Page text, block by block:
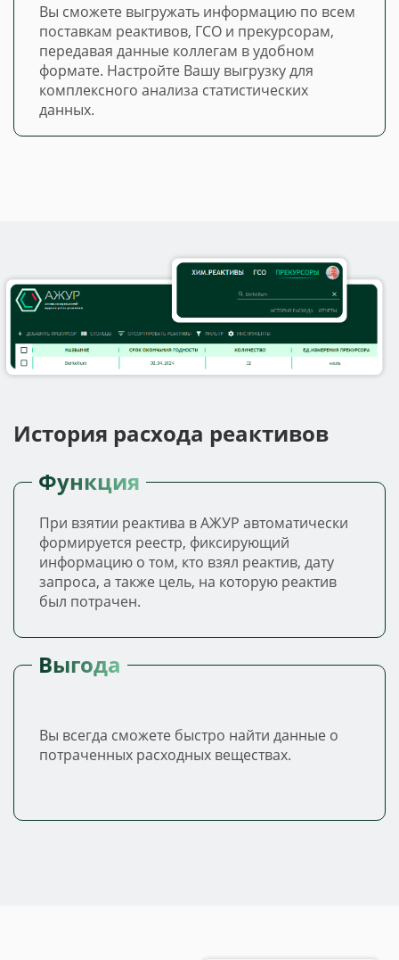
Вы сможете выгружать информацию по всем
поставкам реактивов, ГСО и прекурсорам,
передавая данные коллегам в удобном
формате. Настройте Вашу выгрузку для
комплексного анализа статистических
данных.
История расхода реактивов
Функция
При взятии реактива в АЖУР автоматически
формируется реестр, фиксирующий
информацию о том, кто взял реактив, дату
запроса, а также цель, на которую реактив
был потрачен.
Выгода
Вы всегда сможете быстро найти данные о
потраченных расходных веществах.